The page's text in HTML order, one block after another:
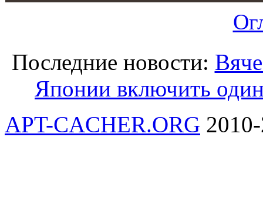
Последние новости:
Японии включить
APT-CACHER.ORG